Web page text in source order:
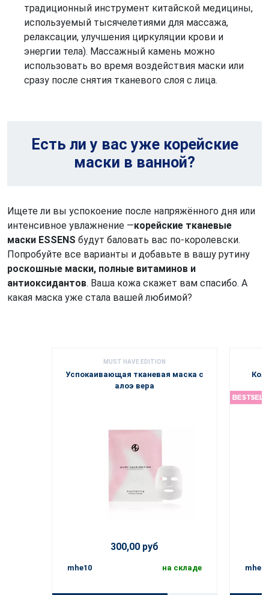
традиционный инструмент китайской медицины,
используемый тысячелетиями для массажа,
релаксации, улучшения циркуляции крови и
энергии тела). Массажный камень можно
использовать во время воздействия маски или
сразу после снятия тканевого слоя с лица.
Есть ли у вас уже корейские
маски в ванной?
Ищете ли вы успокоение после напряжённого дня или
интенсивное увлажнение —корейские тканевые
маски ESSENS будут баловать вас по-королевски.
Попробуйте все варианты и добавьте в вашу рутину
роскошные маски, полные витаминов и
антиоксидантов. Ваша кожа скажет вам спасибо. А
какая маска уже стала вашей любимой?
MUST HAVE EDITION
Успокаивающая тканевая маска с
алоэ вера
300,00 руб
mhe10 на складе mhe11